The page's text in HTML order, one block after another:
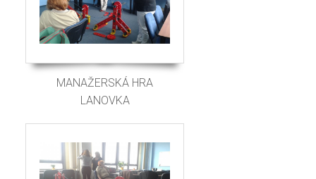
MANAŽERSKÁ HRA
LANOVKA